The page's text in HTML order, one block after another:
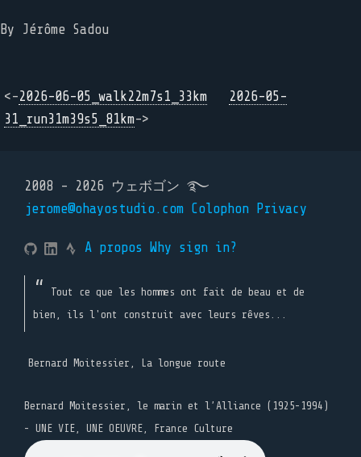
By Jérôme Sadou
<-2026-06-05_walk22m7s1_33km
2026-05-
31_run31m39s5_81km->
2008 - 2026 ウェボゴン ࿐
jerome@ohayostudio.com Colophon Privacy
A propos Why sign in?
Tout ce que les hommes ont fait de beau et de
bien, ils l'ont construit avec leurs rêves...
Bernard Moitessier, La longue route
Bernard Moitessier, le marin et l’Alliance (1925-1994)
- UNE VIE, UNE OEUVRE, France Culture